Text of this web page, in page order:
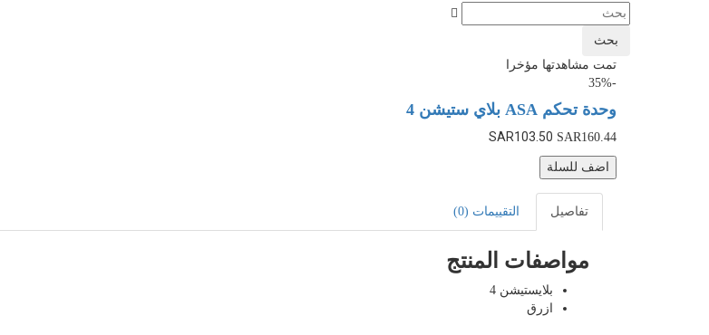
بحث
تمت مشاهدتها مؤخرا
-35%
وحدة تحكم ASA بلاي ستيشن 4
SAR103.50 SAR160.44
اضف للسلة
تفاصيل التقييمات (0)
مواصفات المنتج
بلايستيشن 4
ازرق